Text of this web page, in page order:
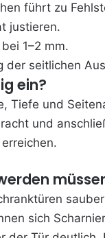
führt zu
justieren.
1–2 mm.
der seitlichen
ein?
Tiefe und
und
sich